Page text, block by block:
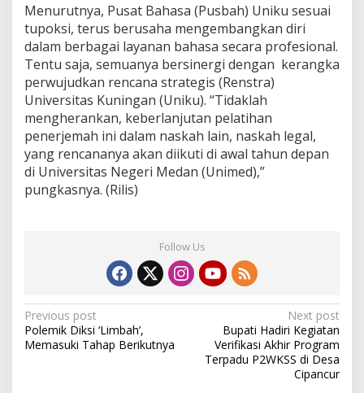
Menurutnya, Pusat Bahasa (Pusbah) Uniku sesuai
tupoksi, terus berusaha mengembangkan diri
dalam berbagai layanan bahasa secara profesional.
Tentu saja, semuanya bersinergi dengan kerangka
perwujudkan rencana strategis (Renstra)
Universitas Kuningan (Uniku). “Tidaklah
mengherankan, keberlanjutan pelatihan
penerjemah ini dalam naskah lain, naskah legal,
yang rencananya akan diikuti di awal tahun depan
di Universitas Negeri Medan (Unimed),”
pungkasnya. (Rilis)
Follow Us
Post
navigation
Previous post
Polemik Diksi ‘Limbah’,
Memasuki Tahap Berikutnya
Next post
Bupati Hadiri Kegiatan
Verifikasi Akhir Program
Terpadu P2WKSS di Desa
Cipancur